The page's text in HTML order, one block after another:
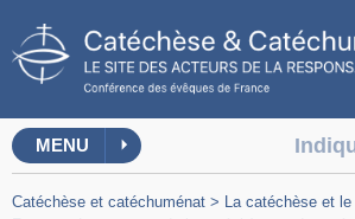
MENU
Catéchèse et catéchuménat > La catéchèse et